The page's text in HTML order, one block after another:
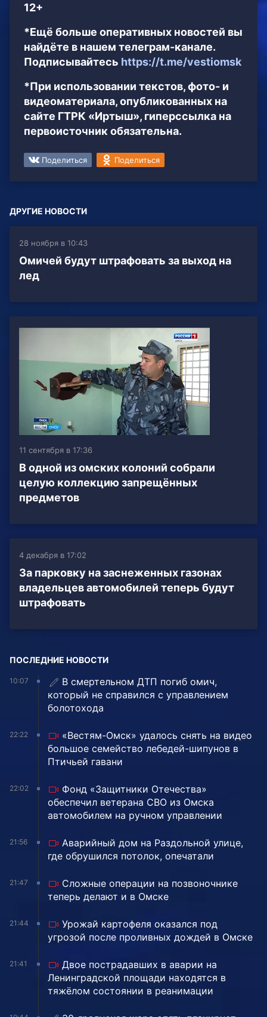
12+
*Ещё больше оперативных новостей вы
найдёте в нашем телеграм-канале.
Подписывайтесь https://t.me/vestiomsk
*При использовании текстов, фото- и
видеоматериала, опубликованных на
сайте ГТРК «Иртыш», гиперссылка на
первоисточник обязательна.
Поделиться Поделиться
ДРУГИЕ НОВОСТИ
28 ноября в 10:43
Омичей будут штрафовать за выход на
лед
11 сентября в 17:36
В одной из омских колоний собрали
целую коллекцию запрещённых
предметов
4 декабря в 17:02
За парковку на заснеженных газонах
владельцев автомобилей теперь будут
штрафовать
ПОСЛЕДНИЕ НОВОСТИ
10:07
В смертельном ДТП погиб омич,
который не справился с управлением
болотохода
22:22
«Вестям-Омск» удалось снять на видео
большое семейство лебедей-шипунов в
Птичьей гавани
22:02
Фонд «Защитники Отечества»
обеспечил ветерана СВО из Омска
автомобилем на ручном управлении
21:56
Аварийный дом на Раздольной улице,
где обрушился потолок, опечатали
21:47
Сложные операции на позвоночнике
теперь делают и в Омске
21:44
Урожай картофеля оказался под
угрозой после проливных дождей в Омске
21:41
Двое пострадавших в аварии на
Ленинградской площади находятся в
тяжёлом состоянии в реанимации